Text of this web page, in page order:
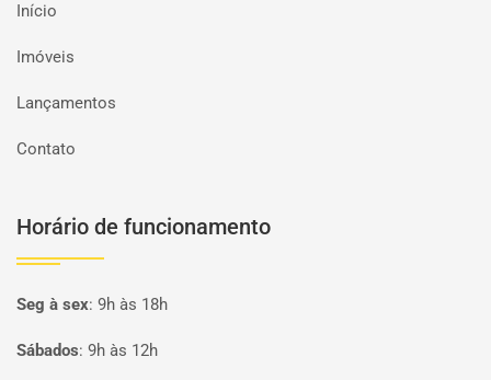
Início
Imóveis
Lançamentos
Contato
Horário de funcionamento
Seg à sex: 9h às 18h
Sábados: 9h às 12h